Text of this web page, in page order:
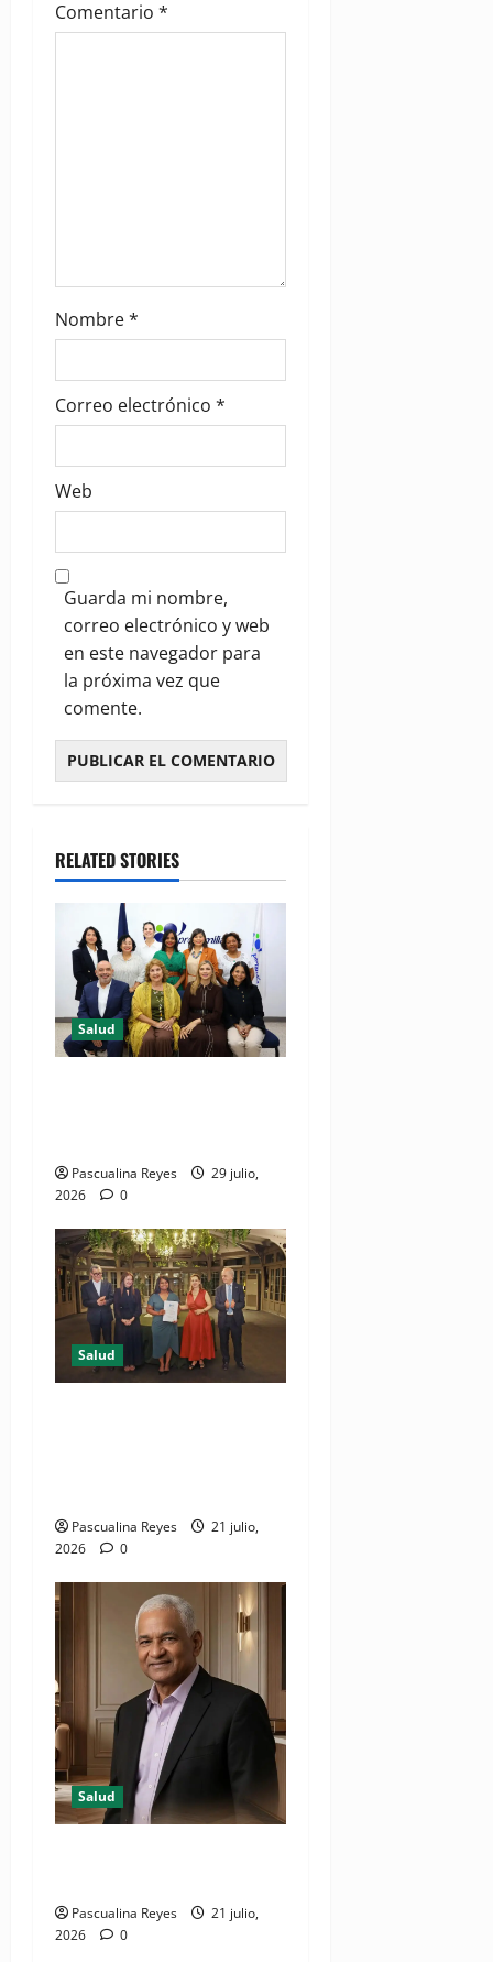
i
Comentario *
Nombre*
Correo electrónico *
Web
Guarda mi nombre,
correo electrónico y web
en este navegador para
la próxima vez que
comente.
RELATED STORIES
Salud
Pascualina Reyes
29 julio,
2026
0
Salud
Pascualina Reyes
21 julio,
2026
0
Salud
Pascualina Reyes
21 julio,
2026
0